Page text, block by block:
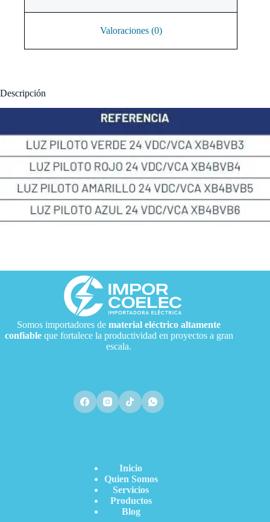
Valoraciones (0)
Descripción
Somos importadores dematerial eléctrico altamente
confiableque fortalece la productividad en proyectos a gran
escala.
Inicio
Quien Somos
Servicios
Productos
Blog